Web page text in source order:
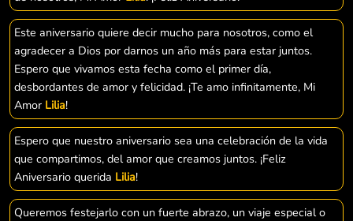
Este aniversario quiere decir mucho para nosotros, como el
agradecer a Dios por darnos un año más para estar juntos.
Espero que vivamos esta fecha como el primer día,
desbordantes de amor y felicidad. ¡Te amo infinitamente, Mi
Amor Lilia!
Espero que nuestro aniversario sea una celebración de la vida
que compartimos, del amor que creamos juntos. ¡Feliz
Aniversario querida Lilia!
Queremos festejarlo con un fuerte abrazo, un viaje especial o